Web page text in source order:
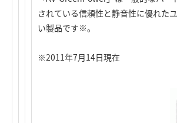
されている信頼性と静音性に優れた
い製品です※。
※2011年7月14日現在